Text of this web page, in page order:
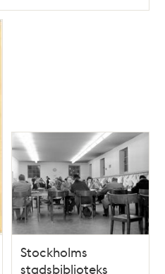
Stockholms
stadsbiblioteks